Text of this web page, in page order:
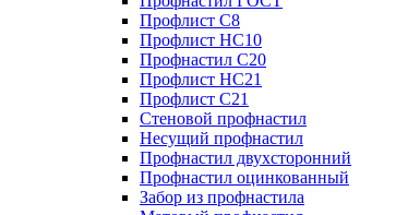
Профлист С8
Профлист НС10
Профнастил С20
Профлист НС21
Профлист С21
Стеновой профнастил
Несущий профнастил
Профнастил двухсторонний
Профнастил оцинкованный
Забор из профнастила